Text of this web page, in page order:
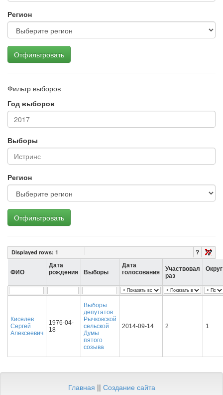
Регион
Отфильтровать
Фильтр выборов
Год выборов
Выборы
Регион
Отфильтровать
Displayed rows: 1 ?
ФИО
Дата
рождения
Выборы
Дата
голосования
Участвовал
раз
Округ
Киселев
Сергей
Алексеевич
1976-04-
18
Выборы
депутатов
Рычковской
сельской
Думы
пятого
созыва
2014-09-14 2 1
Главная || Создание сайта